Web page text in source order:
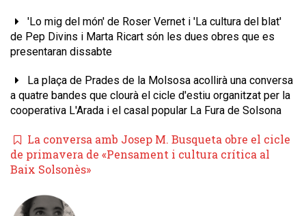
'Lo mig del món' de Roser Vernet i 'La cultura del blat'
de Pep Divins i Marta Ricart són les dues obres que es
presentaran dissabte
La plaça de Prades de la Molsosa acollirà una conversa
a quatre bandes que clourà el cicle d'estiu organitzat per la
cooperativa L'Arada i el casal popular La Fura de Solsona
La conversa amb Josep M. Busqueta obre el cicle
de primavera de «Pensament i cultura crítica al
Baix Solsonès»